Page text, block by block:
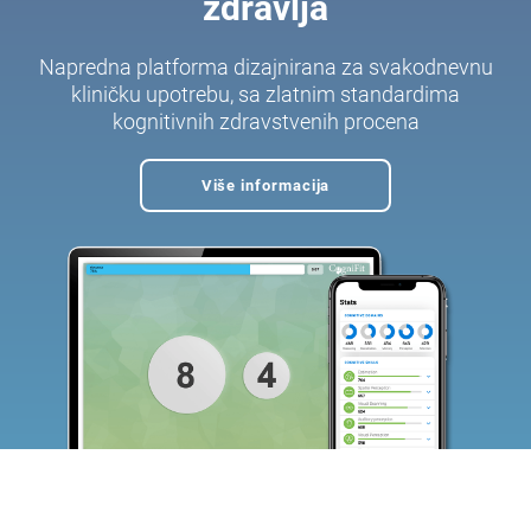
Napredna platforma dizajnirana za svakodnevnu
kliničku upotrebu, sa zlatnim standardima
kognitivnih zdravstvenih procena
Više informacija